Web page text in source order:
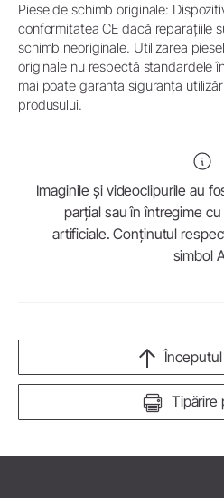
Piese de schimb originale:
conformitatea CE dacă reparațiile
schimb neoriginale. Utilizarea
originale nu respectă standardele
mai poate garanta siguranța
produsului.
Imaginile și videoclipurile au
parțial sau în întregime
artificiale. Conținutul
simbol
Tipărire